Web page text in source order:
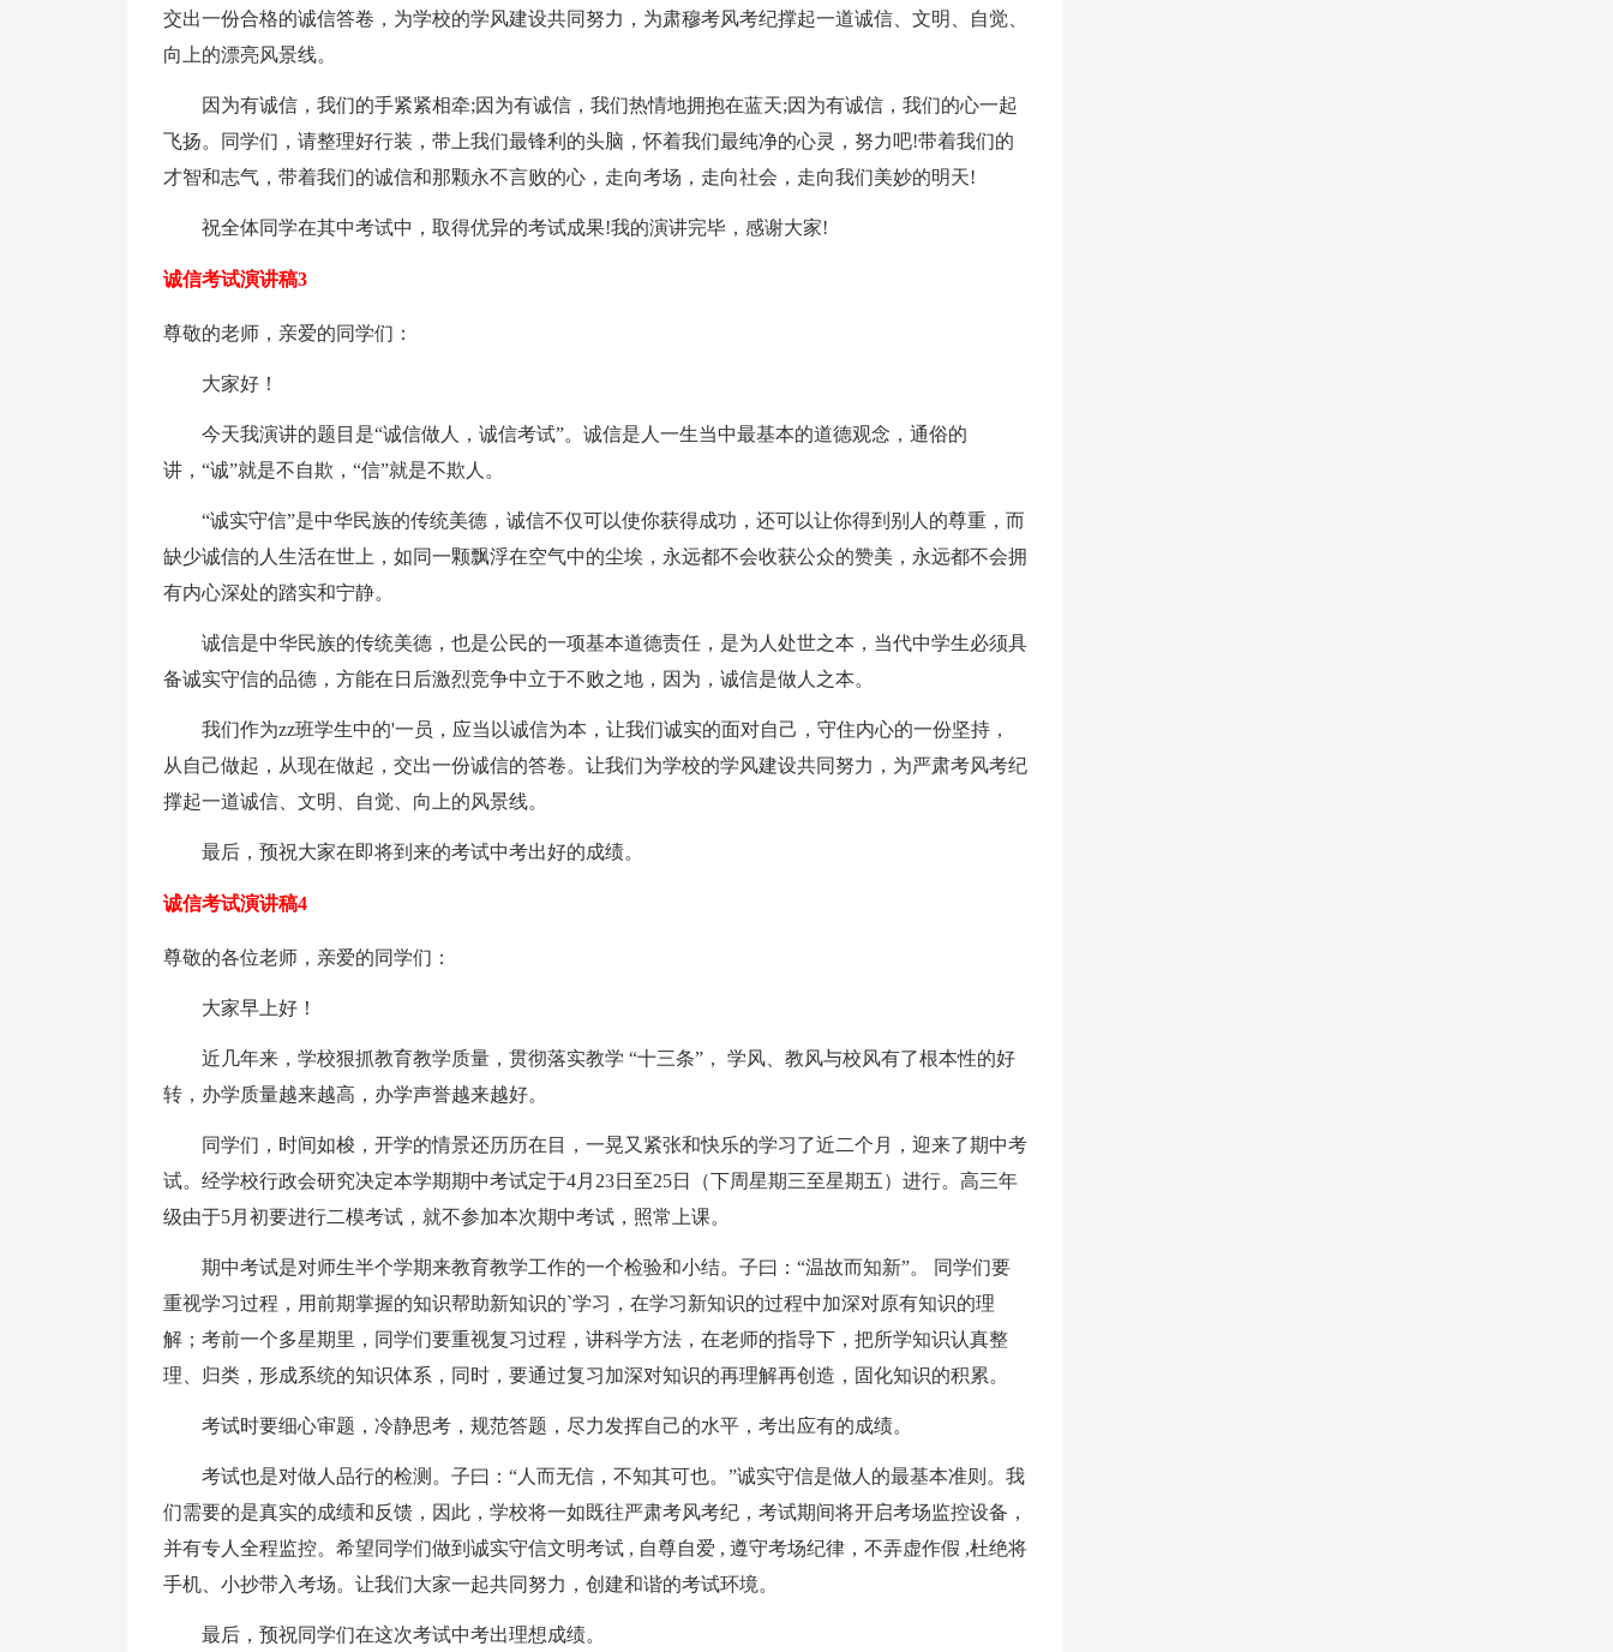
交出一份合格的诚信答卷，为学校的学风建设共同努力，为肃穆考风考纪撑起一道诚信、文明、自觉、
向上的漂亮风景线。
因为有诚信，我们的手紧紧相牵;因为有诚信，我们热情地拥抱在蓝天;因为有诚信，我们的心一起
飞扬。同学们，请整理好行装，带上我们最锋利的头脑，怀着我们最纯净的心灵，努力吧!带着我们的
才智和志气，带着我们的诚信和那颗永不言败的心，走向考场，走向社会，走向我们美妙的明天!
祝全体同学在其中考试中，取得优异的考试成果!我的演讲完毕，感谢大家!
诚信考试演讲稿3
尊敬的老师，亲爱的同学们：
大家好！
今天我演讲的题目是“诚信做人，诚信考试”。诚信是人一生当中最基本的道德观念，通俗的
讲，“诚”就是不自欺，“信”就是不欺人。
“诚实守信”是中华民族的传统美德，诚信不仅可以使你获得成功，还可以让你得到别人的尊重，而
缺少诚信的人生活在世上，如同一颗飘浮在空气中的尘埃，永远都不会收获公众的赞美，永远都不会拥
有内心深处的踏实和宁静。
诚信是中华民族的传统美德，也是公民的一项基本道德责任，是为人处世之本，当代中学生必须具
备诚实守信的品德，方能在日后激烈竞争中立于不败之地，因为，诚信是做人之本。
我们作为zz班学生中的'一员，应当以诚信为本，让我们诚实的面对自己，守住内心的一份坚持，
从自己做起，从现在做起，交出一份诚信的答卷。让我们为学校的学风建设共同努力，为严肃考风考纪
撑起一道诚信、文明、自觉、向上的风景线。
最后，预祝大家在即将到来的考试中考出好的成绩。
诚信考试演讲稿4
尊敬的各位老师，亲爱的同学们：
大家早上好！
近几年来，学校狠抓教育教学质量，贯彻落实教学 “十三条”， 学风、教风与校风有了根本性的好
转，办学质量越来越高，办学声誉越来越好。
同学们，时间如梭，开学的情景还历历在目，一晃又紧张和快乐的学习了近二个月，迎来了期中考
试。经学校行政会研究决定本学期期中考试定于4月23日至25日（下周星期三至星期五）进行。高三年
级由于5月初要进行二模考试，就不参加本次期中考试，照常上课。
期中考试是对师生半个学期来教育教学工作的一个检验和小结。子曰：“温故而知新”。 同学们要
重视学习过程，用前期掌握的知识帮助新知识的`学习，在学习新知识的过程中加深对原有知识的理
解；考前一个多星期里，同学们要重视复习过程，讲科学方法，在老师的指导下，把所学知识认真整
理、归类，形成系统的知识体系，同时，要通过复习加深对知识的再理解再创造，固化知识的积累。
考试时要细心审题，冷静思考，规范答题，尽力发挥自己的水平，考出应有的成绩。
考试也是对做人品行的检测。子曰：“人而无信，不知其可也。”诚实守信是做人的最基本准则。我
们需要的是真实的成绩和反馈，因此，学校将一如既往严肃考风考纪，考试期间将开启考场监控设备，
并有专人全程监控。希望同学们做到诚实守信文明考试 , 自尊自爱 , 遵守考场纪律，不弄虚作假 ,杜绝将
手机、小抄带入考场。让我们大家一起共同努力，创建和谐的考试环境。
最后，预祝同学们在这次考试中考出理想成绩。